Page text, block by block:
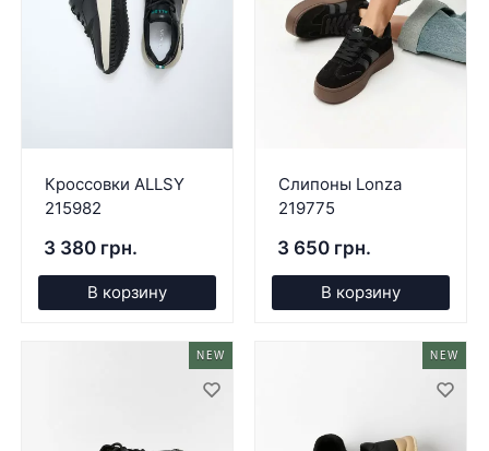
Кроссовки ALLSY
215982
3 380 грн.
В корзину
Слипоны Lonza
219775
3 650 грн.
В корзину
NEW NEW